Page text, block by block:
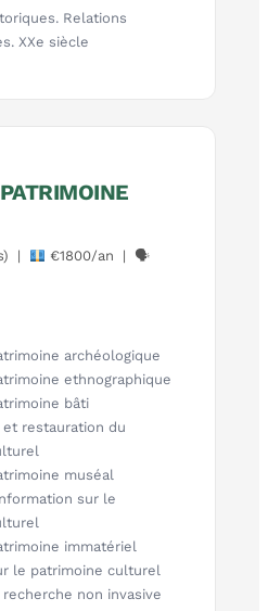
Relations
XXe siècle
| €1800/an | 🗣
archéologique
ethnographique
bâti
et restauration du
muséal
sur le
immatériel
le patrimoine culturel
non invasive